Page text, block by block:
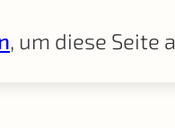
, um diese Seite